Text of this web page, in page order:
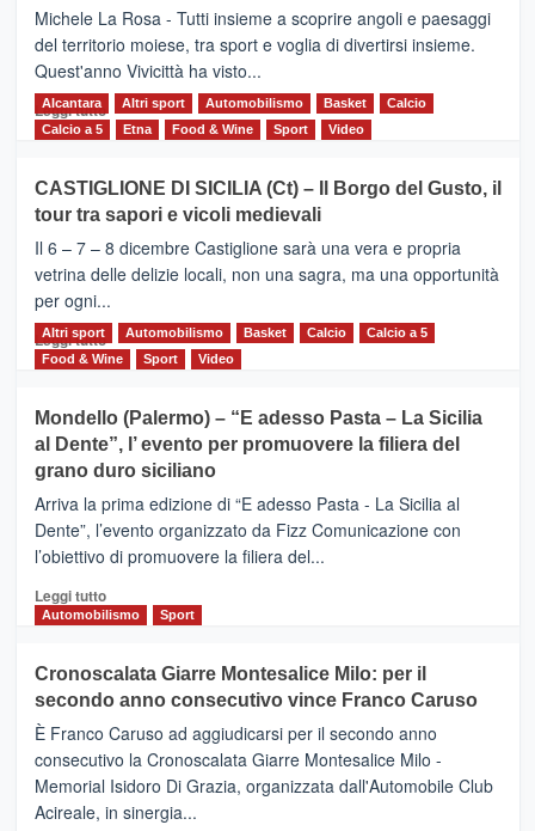
Supermaratona
dell’Etna
Michele La Rosa - Tutti insieme a scoprire angoli e paesaggi
del territorio moiese, tra sport e voglia di divertirsi insieme.
Quest'anno Vivicittà ha visto...
Leggi tutto Leggi
MOIO
ALCANTARA
–
Vivicittà,
alla
scoperta
del
territorio,
e
messaggi
di
Alcantara Altri sport Automobilismo Basket
Calcio
Calcio a 5
Etna Food & Wine Sport Video
CASTIGLIONE DI SICILIA (Ct) – Il Borgo del Gusto, il
tour tra sapori e vicoli medievali
Il 6 – 7 – 8 dicembre Castiglione sarà una vera e propria
vetrina delle delizie locali, non una sagra, ma una opportunità
per ogni...
Leggi tuttoLeggi
di
CASTIGLIONE
DI
SICILIA
(Ct)
–
Il
Borgo
Gusto,
il
tra
sapori
vicoli
medievali
Altri sport Automobilismo Basket Calcio
Calcio a 5
Food & Wine
Sport Video
Mondello (Palermo) – “E adesso Pasta – La Sicilia
al Dente”, l’ evento per promuovere la filiera del
grano duro siciliano
Arriva la prima edizione di “E adesso Pasta - La Sicilia al
Dente”, l’evento organizzato da Fizz Comunicazione con
l’obiettivo di promuovere la filiera del...
Leggi tuttoLeggi
di
Mondello
(Palermo)
–
“E
adesso
Pasta
–
Automobilismo Sport
Cronoscalata Giarre Montesalice Milo: per il
secondo anno consecutivo vince Franco Caruso
È Franco Caruso ad aggiudicarsi per il secondo anno
consecutivo la Cronoscalata Giarre Montesalice Milo -
Memorial Isidoro Di Grazia, organizzata dall'Automobile Club
Acireale, in sinergia...